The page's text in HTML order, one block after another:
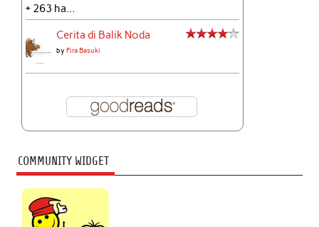
+ 263 ha...
Cerita di Balik Noda
byFira Basuki
COMMUNITY WIDGET